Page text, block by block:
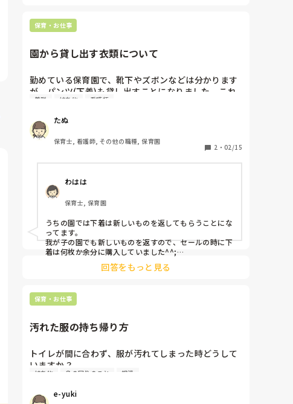
保育・お仕事
園から貸し出す衣類について
勤めている保育園で、靴下やズボンなどは分かります
が、パンツ(下着)も貸し出すことになりました。これ
までは、パンツは新しいものを貸して新しいものを返
という謎の角度から、パンツも他の衣類と同じ貸し方
にするというのが保育側の結論だそうです。
(園から貸し出す時点で負担軽減に一役買っているので
それ以上そこに力を入れる必要ないと個人的には思い
大人でも、靴下やズボンは貸し借りはしても、下着の
貸し借りは嫌ですよね、というか不潔ですよね。子ど
もが清潔・不潔を理解してないから拒否しないだけ
で、不潔には変わりないと思うのですが、皆さんの園
ではどういう貸し出し方をしていますか？また、使い
回しのシステムを採用している園さんでは、保護者か
らのクレームなどありませんか？
(おしぼりや布おむつ等世の中には使い回すシステムの
物もあるという考えの方もいると思いますが、そうい
てきたものと違って清潔ですよね、、、)
着脱 持ち物 看護師
たぬ
保育士, 看護師, その他の職種, 保育園
2 ・ 02/15
わはは
保育士, 保育園
うちの園では下着は新しいものを返してもらうことにな
ってます。
我が子の園でも新しいものを返すので、セールの時に下
着は何枚か余分に購入していました^^;
下着は兄弟姉妹でも同じの履かないので、お古を履かさ
回答をもっと見る
保育・お仕事
汚れた服の持ち帰り方
トイレが間に合わず、服が汚れてしまった時どうして
いますか？
勤めている園では、0〜5才全員、そのままビニール袋
はそれが普通の感覚になっています。でも心の底で、
持ち物 身の回りのこと 排泄
e-yuki